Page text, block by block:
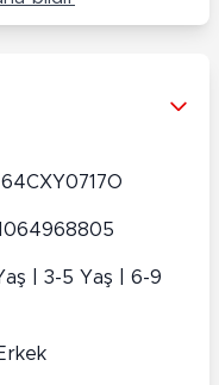
| 3-5 Yaş | 6-9